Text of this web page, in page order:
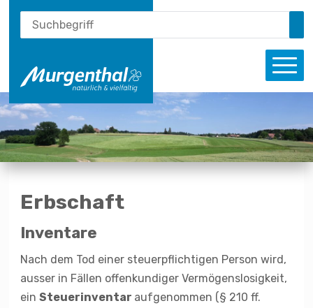
Navigieren in Murgenthal
Schnellnavigation
Suche
Suchbegriff
Erbschaft
Inventare
Nach dem Tod einer steuerpflichtigen Person wird,
ausser in Fällen offenkundiger Vermögenslosigkeit,
ein Steuerinventar aufgenommen (§ 210 ff.